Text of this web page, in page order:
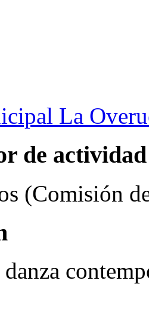
La
de actividad
(Comisión